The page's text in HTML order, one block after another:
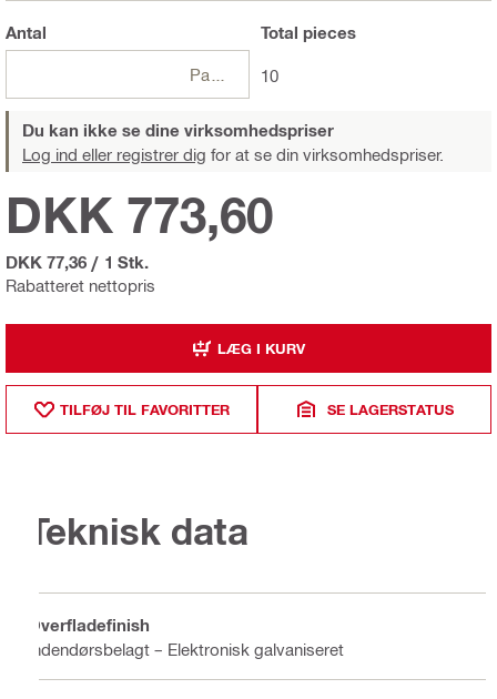
Antal Total pieces
10
Du kan ikke se dine virksomhedspriser
Log ind eller registrer dig for at se din virksomhedspriser.
Rabatteret nettopris
DKK 773,60
DKK 77,36 / 1 Stk.
LÆG I KURV
TILFØJ TIL FAVORITTER SE LAGERSTATUS
Teknisk data
Overfladefinish
Indendørsbelagt – Elektronisk galvaniseret